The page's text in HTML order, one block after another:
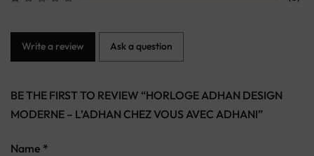
Write a review Ask a question
BE THE FIRST TO REVIEW “HORLOGE ADHAN DESIGN
MODERNE – L’ADHAN CHEZ VOUS AVEC ADHANI”
Name *